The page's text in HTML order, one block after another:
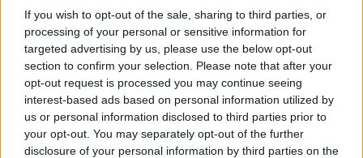
If you wish to opt-out of the sale, sharing to third parties, or
processing of your personal or sensitive information for
targeted advertising by us, please use the below opt-out
section to confirm your selection. Please note that after your
opt-out request is processed you may continue seeing
interest-based ads based on personal information utilized by
us or personal information disclosed to third parties prior to
your opt-out. You may separately opt-out of the further
disclosure of your personal information by third parties on the
Puoi effettuare l'accesso andando nella
sezioneLogindal menù del sito o
cliccandoqui
TEMI: Naska Notizie Olbia Paki
Red Valley
Red Valley Olbia
Rose Villain Shari